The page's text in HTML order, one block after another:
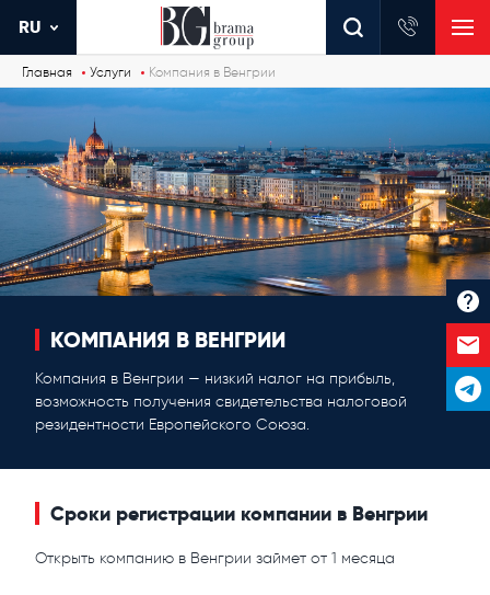
RU
Главная Услуги Компания в Венгрии
КОМПАНИЯ В ВЕНГРИИ
Компания в Венгрии — низкий налог на прибыль,
возможность получения свидетельства налоговой
резидентности Европейского Союза.
Сроки регистрации компании в Венгрии
Открыть компанию в Венгрии займет от 1 месяца